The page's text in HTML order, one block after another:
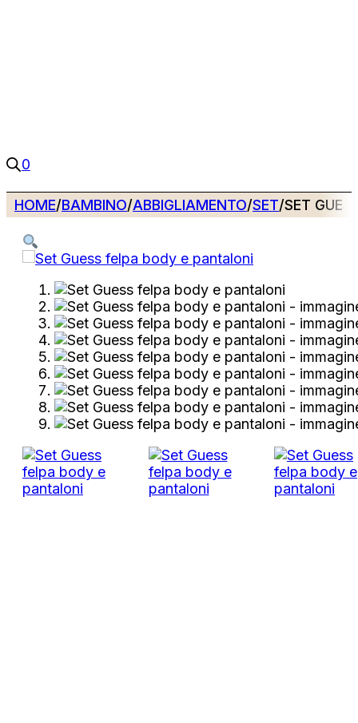
0
HOME/BAMBINO/ABBIGLIAMENTO/SET/SET